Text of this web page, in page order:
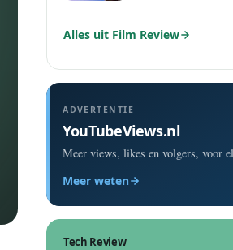
Alles uit Film Review
ADVERTENTIE
YouTubeViews.nl
Meer views, likes en volgers, voor
Meer weten
Tech Review